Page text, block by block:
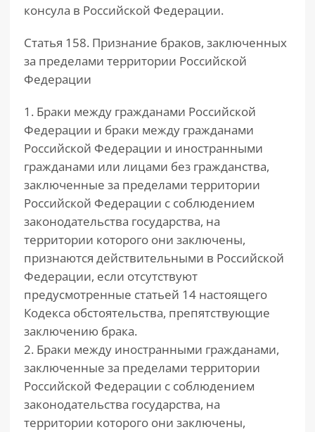
консула в Российской Федерации.
Статья 158. Признание браков, заключенных
за пределами территории Российской
Федерации
1. Браки между гражданами Российской
Федерации и браки между гражданами
Российской Федерации и иностранными
гражданами или лицами без гражданства,
заключенные за пределами территории
Российской Федерации с соблюдением
законодательства государства, на
территории которого они заключены,
признаются действительными в Российской
Федерации, если отсутствуют
предусмотренные статьей 14 настоящего
Кодекса обстоятельства, препятствующие
заключению брака.
2. Браки между иностранными гражданами,
заключенные за пределами территории
Российской Федерации с соблюдением
законодательства государства, на
территории которого они заключены,